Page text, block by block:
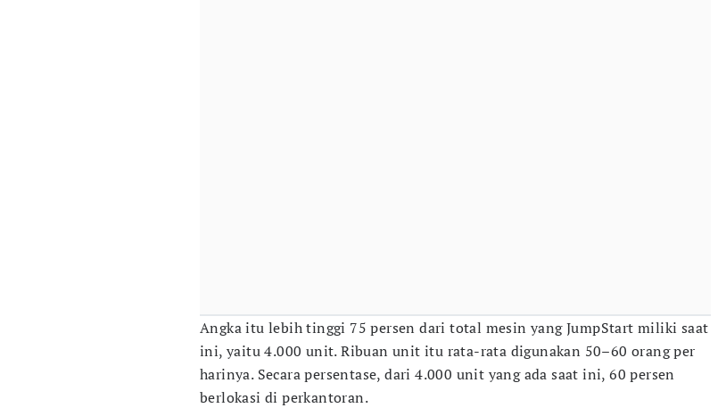
Angka itu lebih tinggi 75 persen dari total mesin yang JumpStart miliki saat
ini, yaitu 4.000 unit. Ribuan unit itu rata-rata digunakan 50–60 orang per
harinya. Secara persentase, dari 4.000 unit yang ada saat ini, 60 persen
berlokasi di perkantoran.